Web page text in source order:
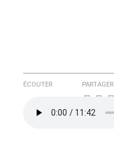
ÉCOUTER PARTAGER